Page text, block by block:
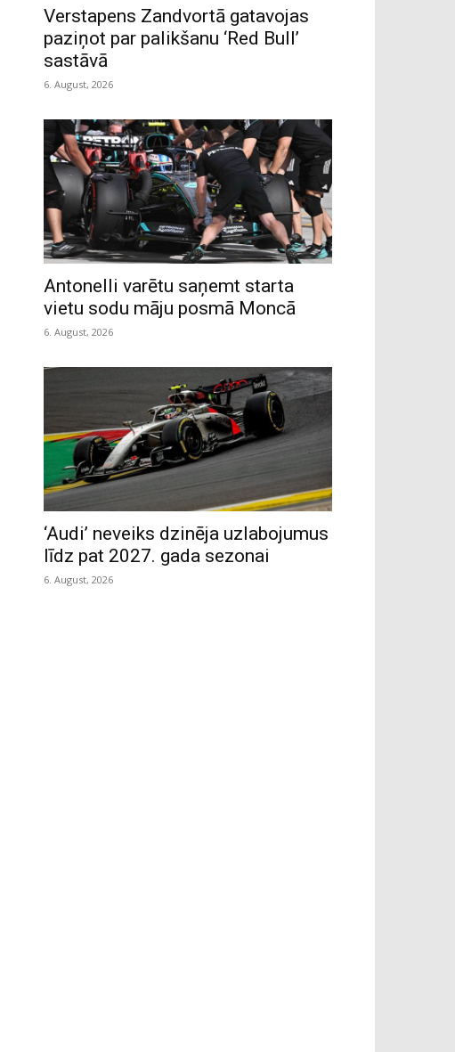
Verstapens Zandvortā gatavojas
paziņot par palikšanu ‘Red Bull’
sastāvā
6. August, 2026
Antonelli varētu saņemt starta
vietu sodu māju posmā Moncā
6. August, 2026
‘Audi’ neveiks dzinēja uzlabojumus
līdz pat 2027. gada sezonai
6. August, 2026